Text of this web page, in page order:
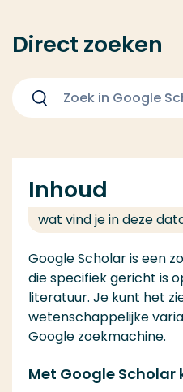
Direct zoeken
Zoeken
Inhoud
wat vind je in deze
Google Scholar is een
die specifiek gericht is
literatuur. Je kunt het
wetenschappelijke
Google zoekmachine.
Met Google Scholar